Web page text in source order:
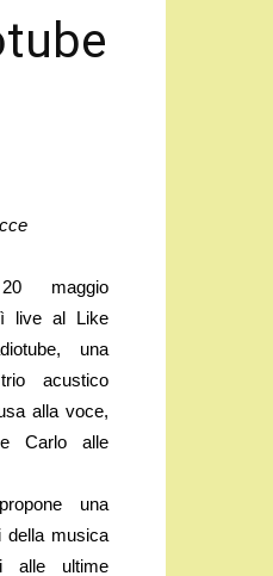
maggio
live al Like
una
acustico
alla voce,
Carlo alle
una
della musica
alle ultime